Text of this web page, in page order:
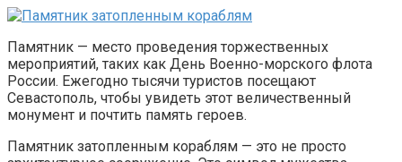
Памятник — место проведения торжественных
мероприятий, таких как День Военно-морского флота
России. Ежегодно тысячи туристов посещают
Севастополь, чтобы увидеть этот величественный
монумент и почтить память героев.
Памятник затопленным кораблям — это не просто